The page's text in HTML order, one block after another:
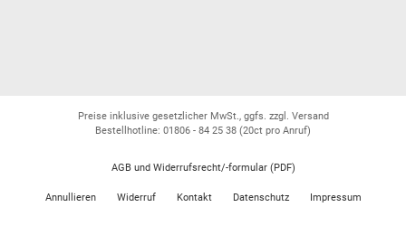
Preise inklusive gesetzlicher MwSt., ggfs. zzgl. Versand
Bestellhotline: 01806 - 84 25 38 (20ct pro Anruf)
AGB und Widerrufsrecht/-formular (PDF)
Annullieren Widerruf Kontakt Datenschutz Impressum